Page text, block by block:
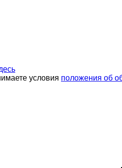
условия положения об